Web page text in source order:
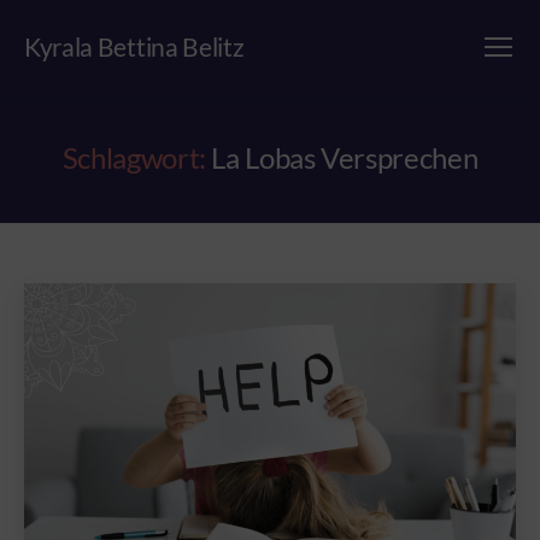
Kyrala Bettina Belitz
Schlagwort: La Lobas Versprechen